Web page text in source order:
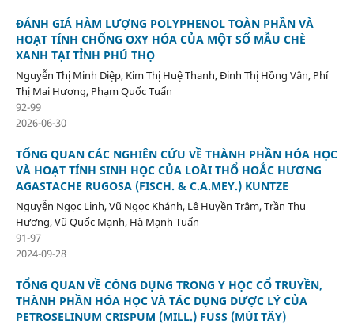
ĐÁNH GIÁ HÀM LƯỢNG POLYPHENOL TOÀN PHẦN VÀ
HOẠT TÍNH CHỐNG OXY HÓA CỦA MỘT SỐ MẪU CHÈ
XANH TẠI TỈNH PHÚ THỌ
Nguyễn Thị Minh Diệp, Kim Thị Huệ Thanh, Đinh Thị Hồng Vân, Phí
Thị Mai Hương, Phạm Quốc Tuấn
92-99
2026-06-30
TỔNG QUAN CÁC NGHIÊN CỨU VỀ THÀNH PHẦN HÓA HỌC
VÀ HOẠT TÍNH SINH HỌC CỦA LOÀI THỔ HOẮC HƯƠNG
AGASTACHE RUGOSA (FISCH. & C.A.MEY.) KUNTZE
Nguyễn Ngọc Linh, Vũ Ngọc Khánh, Lê Huyền Trâm, Trần Thu
Hương, Vũ Quốc Mạnh, Hà Mạnh Tuấn
91-97
2024-09-28
TỔNG QUAN VỀ CÔNG DỤNG TRONG Y HỌC CỔ TRUYỀN,
THÀNH PHẦN HÓA HỌC VÀ TÁC DỤNG DƯỢC LÝ CỦA
PETROSELINUM CRISPUM (MILL.) FUSS (MÙI TÂY)